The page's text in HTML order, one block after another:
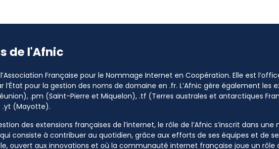
de l'Afnic
l’Association Française pour le Nommage Internet en Coopération. Elle est
l’État pour la gestion des noms de domaine en .fr. L’Afnic gère également les
.pm (Saint-Pierre et Miquelon), .tf (Terres australes et antarctiques
.yt (Mayotte).
des extensions françaises de l’internet, le rôle de l’Afnic s’inscrit dans une
consiste à contribuer au quotidien, grâce aux efforts de ses équipes et de
ouvert aux innovations et où la communauté internet française joue un rôle